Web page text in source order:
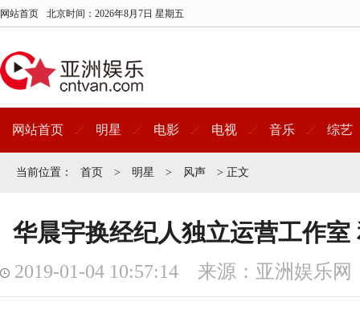
网站首页 北京时间： 2026年8月7日 星期五
网站首页 明星 电影 电视 音乐 综艺
当前位置： 首页 > 明星 > 风声 > 正文
华晨宇换经纪人独立运营工作室
2019-01-04 10:57:14 来源：亚洲娱乐网